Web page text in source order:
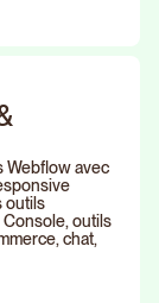
Webflow avec
outils
Console, outils
chat,